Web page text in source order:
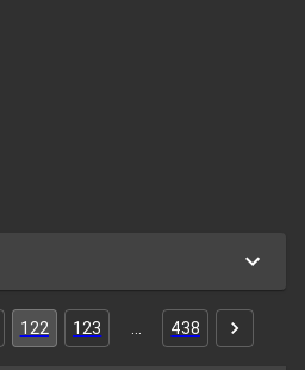
122 123 438